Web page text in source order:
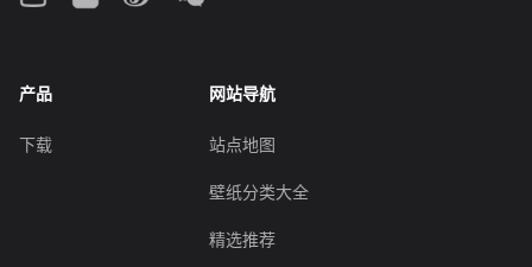
产品
下载
网站导航
站点地图
壁纸分类大全
精选推荐